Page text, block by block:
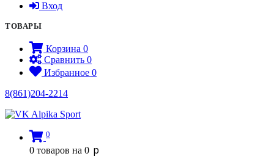
Вход
ТОВАРЫ
Корзина 0
Сравнить 0
Избранное 0
8(861)204-2214
0
0 товаров на 0 p